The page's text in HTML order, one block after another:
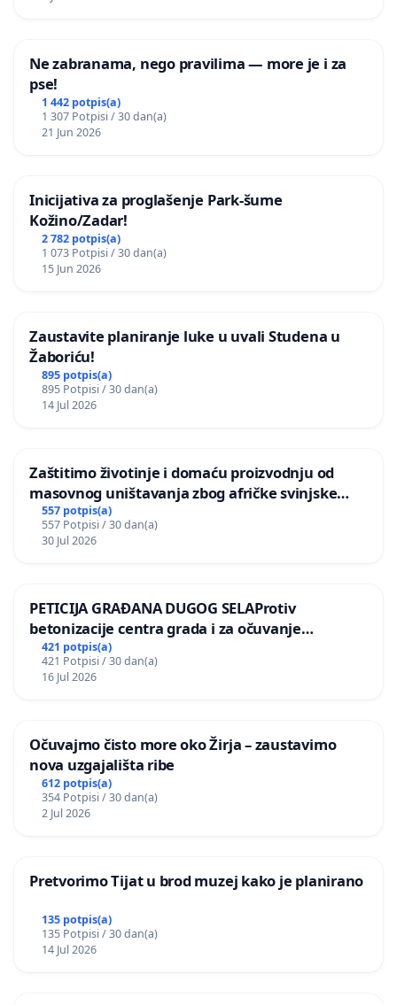
Ne zabranama, nego pravilima — more je i za
pse!
1 442 potpis(a)
1 307 Potpisi / 30 dan(a)
21 Jun 2026
Inicijativa za proglašenje Park-šume
Kožino/Zadar!
2 782 potpis(a)
1 073 Potpisi / 30 dan(a)
15 Jun 2026
Zaustavite planiranje luke u uvali Studena u
Žaboriću!
895 potpis(a)
895 Potpisi / 30 dan(a)
14 Jul 2026
Zaštitimo životinje i domaću proizvodnju od
masovnog uništavanja zbog afričke svinjske
kuge
557 potpis(a)
557 Potpisi / 30 dan(a)
30 Jul 2026
PETICIJA GRAĐANA DUGOG SELAProtiv
betonizacije centra grada i za očuvanje
postojećih zelenih površina i odraslih stabala pri
donošenju izmjena urbanističkog plana
421 potpis(a)
421 Potpisi / 30 dan(a)
16 Jul 2026
Očuvajmo čisto more oko Žirja – zaustavimo
nova uzgajališta ribe
612 potpis(a)
354 Potpisi / 30 dan(a)
2 Jul 2026
Pretvorimo Tijat u brod muzej kako je planirano
135 potpis(a)
135 Potpisi / 30 dan(a)
14 Jul 2026